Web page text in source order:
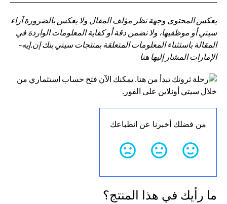
يعكس المحتوى وجهة نظر مؤلف المقال ولا يعكس بالضرورة آراء
سيتي أو موظفيها، ولا نضمن دقة أو كفاية المعلومات الواردة في
المقالة باستثناء المعلومات المتعلقة بمنتجات سيتي بنك إن.إيه-
الإمارات المشار إليها هنا
من فضلك أخبرنا عن انطباعك
ما رأيك في هذا المنتج؟